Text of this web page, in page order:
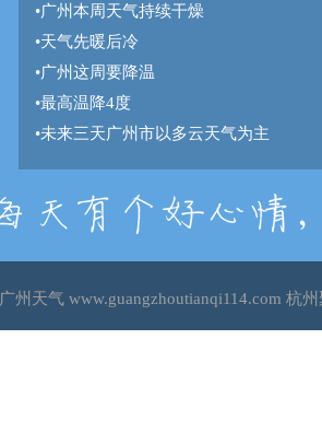
•广州本周天气持续干燥
•天气先暖后冷
•广州这周要降温
•最高温降4度
•未来三天广州市以多云天气为主
广州天气 www.guangzhoutianqi114.com 杭